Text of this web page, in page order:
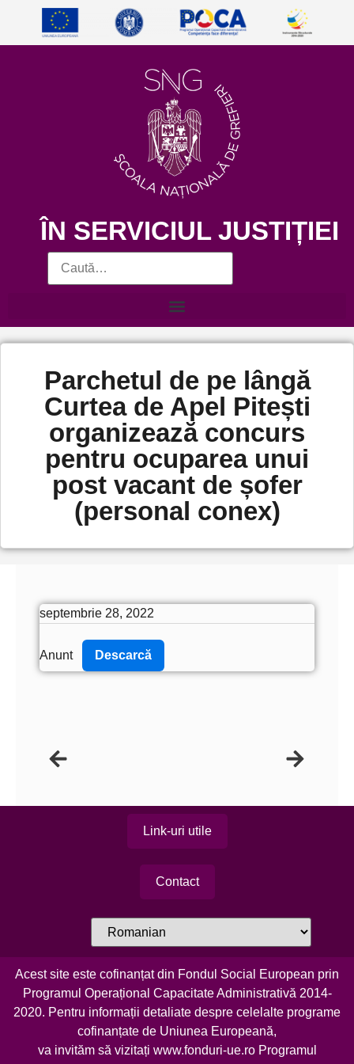
ÎN SERVICIUL JUSTIȚIEI
Parchetul de pe lângă
Curtea de Apel Pitești
organizează concurs
pentru ocuparea unui
post vacant de șofer
(personal conex)
septembrie 28, 2022
Anunt Descarcă
Link-uri utile
Contact
Acest site este cofinanțat din Fondul Social European prin
Programul Operațional Capacitate Administrativă 2014-
2020. Pentru informații detaliate despre celelalte programe
cofinanțate de Uniunea Europeană,
va invităm să vizitați www.fonduri-ue.roProgramul